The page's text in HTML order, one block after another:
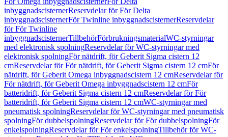
inbyggnadscisternerReservdelar för För Delta
inbyggnadscisternerFör Twinline inbyggnadscisternerReservdelar
för För Twinline
inbyggnadscisternerTillbehörFörbrukningsmaterialWC-styrningar
med elektronisk spolningReservdelar för WC-styrningar med
elektronisk spolningFör nätdrift, för Geberit Sigma cistern 12
cmReservdelar för För nätdrift, för Geberit Sigma cistern 12 cmFör
nätdrift, för Geberit Omega inbyggnadscistern 12 cmReservdelar för
För nätdrift, för Geberit Omega inbyggnadscistern 12 cmFör
batteridrift, för Geberit Sigma cistern 12 cmReservdelar för För
batteridrift, för Geberit Sigma cistern 12 cmWC-styrningar med
pneumatisk spolningReservdelar för WC-styrningar med pneumatisk
spolningFör dubbelspolningReservdelar för För dubbelspolningFör
enkelspolningReservdelar för För enkelspolningTillbehör för WC-